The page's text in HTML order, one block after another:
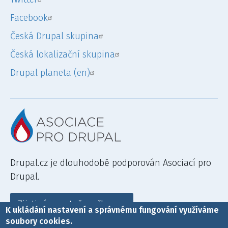
Facebook
Česká Drupal skupina
Česká lokalizační skupina
Drupal planeta (en)
Drupal.cz je dlouhodobě podporován Asociací pro
Drupal.
Zjisti více a staň se členem
K ukládání nastavení a správnému fungování využíváme
soubory cookies.